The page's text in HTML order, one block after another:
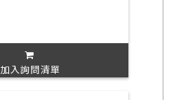
加入詢問清單